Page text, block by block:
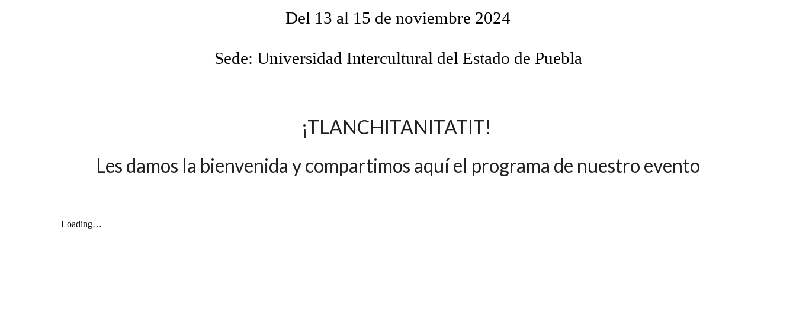
Del 13 al 15 de noviembre 2024
Sede: Universidad Intercultural del Estado de Puebla
¡TLANCHITANITATIT!
Les damos la bienvenida y compartimos aquí el programa de nuestro evento